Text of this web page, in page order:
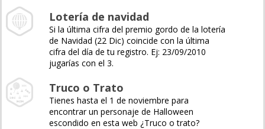
Lotería de navidad
Si la última cifra del premio gordo de la lotería
de Navidad (22 Dic) coincide con la última
cifra del día de tu registro. Ej: 23/09/2010
jugarías con el 3.
Truco o Trato
Tienes hasta el 1 de noviembre para
encontrar un personaje de Halloween
escondido en esta web ¿Truco o trato?